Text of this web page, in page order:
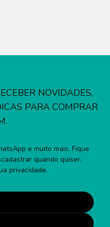
NOVIDADES,
PARA COMPRAR
e muito mais. Fique
quando quiser.
privacidade.